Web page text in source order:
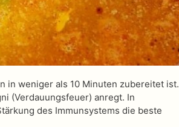
in weniger als 10 Minuten zubereitet ist.
(Verdauungsfeuer) anregt. In
des Immunsystems die beste